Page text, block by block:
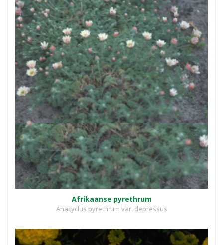
Afrikaanse pyrethrum
Anacyclus pyrethrum var. depressus